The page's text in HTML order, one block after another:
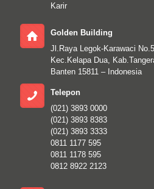
Karir
Golden Building
Jl.Raya Legok-Karawaci
Kec.Kelapa Dua,
Banten 15811 – Indonesia
Telepon
(021) 3893 0000
(021) 3893 8383
(021) 3893 3333
0811 1177 595
0811 1178 595
0812 8922 2123